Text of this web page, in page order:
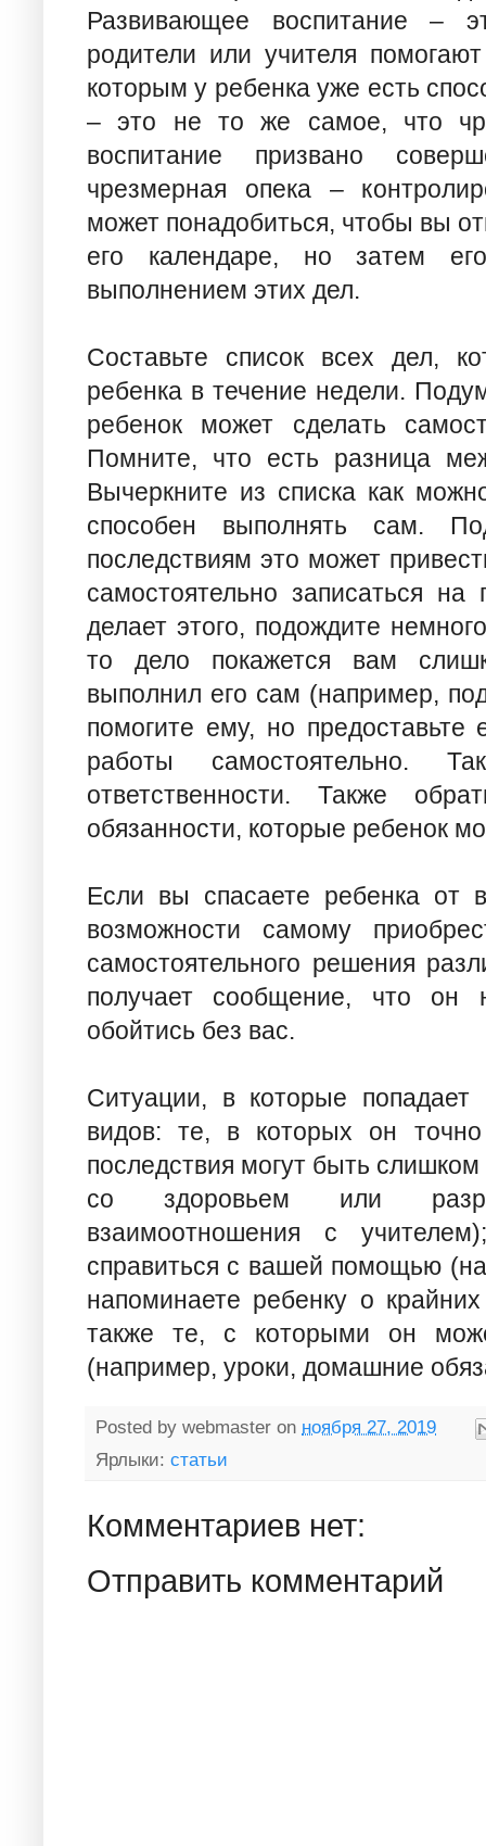
Развивающее воспитание –
родители или учителя
которым у ребенка уже есть
– это не то же самое, что
воспитание призвано
чрезмерная опека –
может понадобиться, чтобы вы
его календаре, но затем
выполнением этих дел.
Составьте список всех дел,
ребенка в течение недели.
ребенок может сделать
Помните, что есть разница
Вычеркните из списка как
способен выполнять сам.
последствиям это может
самостоятельно записаться
делает этого, подождите
то дело покажется вам
выполнил его сам (например,
помогите ему, но предоставьте
работы самостоятельно.
ответственности. Также
обязанности, которые ребенок
Если вы спасаете ребенка от
возможности самому
самостоятельного решения
получает сообщение, что он
обойтись без вас.
Ситуации, в которые
видов: те, в которых он
последствия могут быть
со здоровьем или
взаимоотношения с
справиться с вашей помощью
напоминаете ребенку о
также те, с которыми он
(например, уроки, домашние
Posted by webmaster on ноября 27, 2019
Ярлыки: статьи
Комментариев нет:
Отправить комментарий